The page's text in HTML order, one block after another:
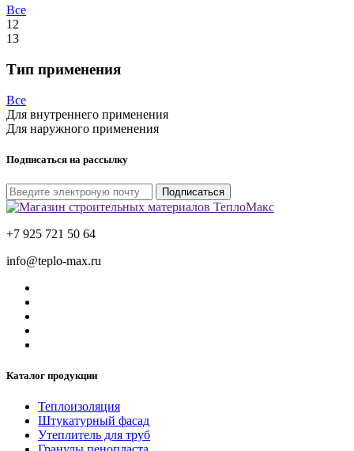
Все
12
13
Тип применения
Все
Для внутреннего применения
Для наружного применения
Подписаться на рассылку
Подписаться
+7 925 721 50 64
info@teplo-max.ru
Каталог продукции
Теплоизоляция
Штукатурный фасад
Утеплитель для труб